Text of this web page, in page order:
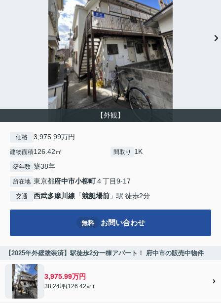
【外観】
価格 3,975.99万円
建物面積126.42㎡ 間取り 1K
築年数 築38年
所在地 東京都府中市小柳町４丁目9-17
交通 西武多摩川線 「競艇場前 」駅 徒歩2分
無料 お問い合わせ
【2025年外壁塗装済】駅徒歩2分一棟アパート！ 府中市の販売中物件
3,975.99万円
38.24坪(126.42㎡)